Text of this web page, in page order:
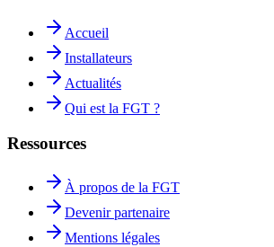
Accueil
Installateurs
Actualités
Qui est la FGT ?
Ressources
À propos de la FGT
Devenir partenaire
Mentions légales